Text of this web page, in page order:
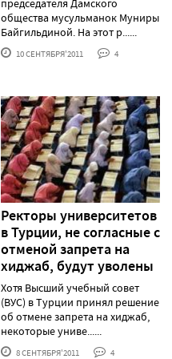
председателя Дамского
общества мусульманок Муниры
Байгильдиной. На этот р......
10 СЕНТЯБРЯ'2011 4
Ректоры университетов
в Турции, не согласные с
отменой запрета на
хиджаб, будут уволены
Хотя Высший учебный совет
(ВУС) в Турции принял решение
об отмене запрета на хиджаб,
некоторые униве......
8 СЕНТЯБРЯ'2011 4